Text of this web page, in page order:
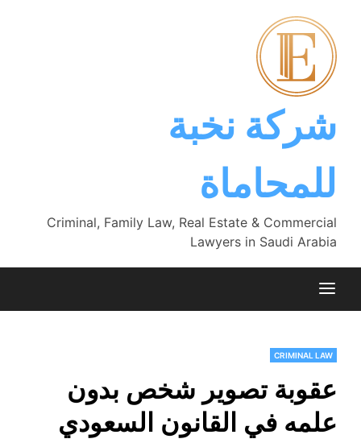
content
شركة نخبة
للمحاماة
Criminal, Family Law, Real Estate & Commercial
Lawyers in Saudi Arabia
CRIMINAL LAW
عقوبة تصوير شخص بدون
علمه في القانون السعودي